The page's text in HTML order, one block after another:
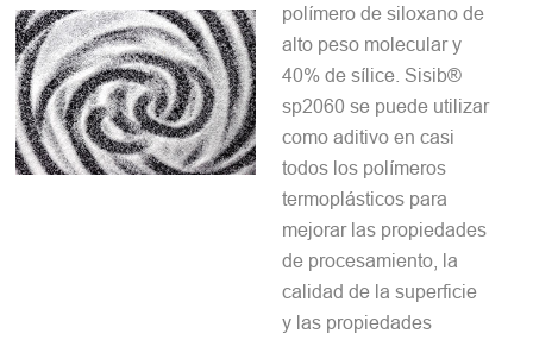
polímero de siloxano de
alto peso molecular y
40% de sílice. Sisib®
sp2060 se puede utilizar
como aditivo en casi
todos los polímeros
termoplásticos para
mejorar las propiedades
de procesamiento, la
calidad de la superficie
y las propiedades